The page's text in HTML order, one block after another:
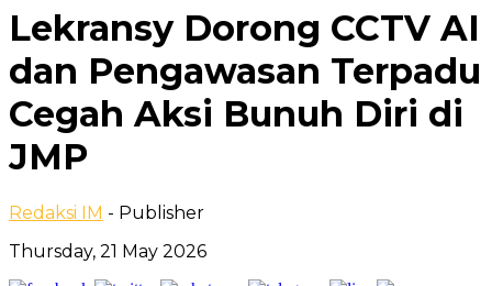
Lekransy Dorong CCTV AI
dan Pengawasan Terpadu
Cegah Aksi Bunuh Diri di
JMP
Redaksi IM - Publisher
Thursday, 21 May 2026